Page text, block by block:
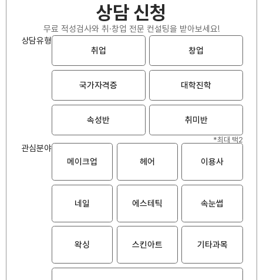
상담 신청
무료 적성검사와 취·창업 전문 컨설팅을 받아보세요!
상담유형
취업
창업
국가자격증 대학진학
속성반 취미반
*최대 택2
관심분야
메이크업
헤어 이용사
네일 에스테틱 속눈썹
왁싱 스킨아트 기타과목